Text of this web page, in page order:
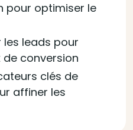
pour optimiser le
leads pour
conversion
clés de
affiner les